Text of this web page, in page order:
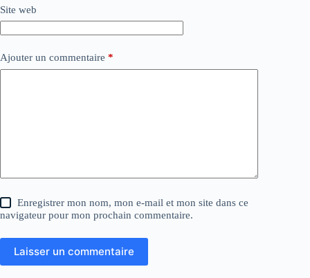
Site web
Ajouter un commentaire *
Enregistrer mon nom, mon e-mail et mon site dans ce
navigateur pour mon prochain commentaire.
Laisser un commentaire